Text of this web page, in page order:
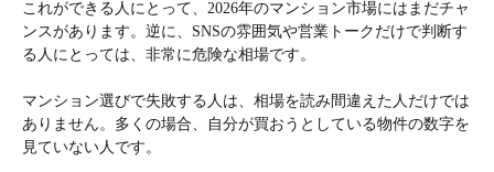
これができる人にとって、2026年のマンション市場にはまだチャ
ンスがあります。逆に、SNSの雰囲気や営業トークだけで判断す
る人にとっては、非常に危険な相場です。
マンション選びで失敗する人は、相場を読み間違えた人だけでは
ありません。多くの場合、自分が買おうとしている物件の数字を
見ていない人です。